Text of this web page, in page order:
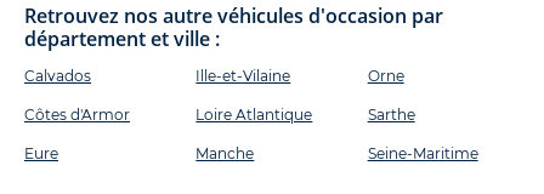
Retrouvez nos autre véhicules d'occasion par
département et ville :
Calvados
Côtes d'Armor
Eure
Ille-et-Vilaine
Loire Atlantique
Manche
Orne
Sarthe
Seine-Maritime